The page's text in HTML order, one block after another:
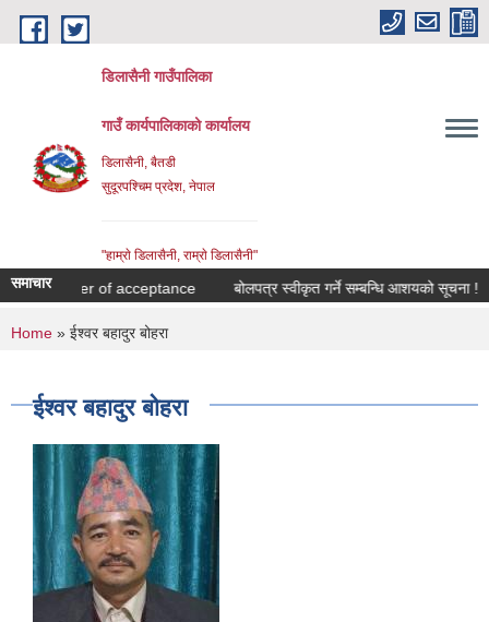
Skip to main content
डिलासैनी गाउँपालिका
गाउँ कार्यपालिकाको कार्यालय
डिलासैनी, बैतडी
सुदूरपश्चिम प्रदेश, नेपाल
"हाम्राे डिलासैनी, राम्राे डिलासैनी"
समाचार
Letter of acceptance बोलपत्र स्वीकृत गर्ने सम्बन्धि आशयको सूचना !
You are here
Home » ईश्वर बहादुर बोहरा
ईश्वर बहादुर बोहरा